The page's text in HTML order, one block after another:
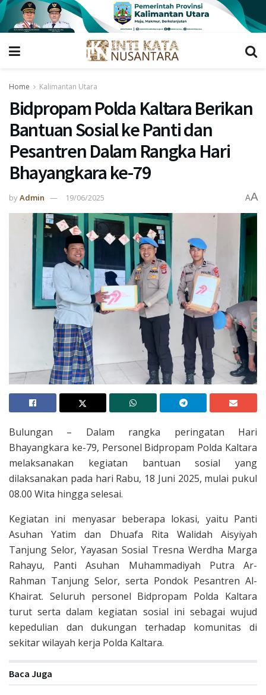
Home Kalimantan Utara
Bidpropam Polda Kaltara Berikan
Bantuan Sosial ke Panti dan
Pesantren Dalam Rangka Hari
Bhayangkara ke-79
byAdmin 19/06/2025 AA
Bulungan – Dalam rangka peringatan Hari
Bhayangkara ke-79, Personel Bidpropam Polda Kaltara
melaksanakan kegiatan bantuan sosial yang
dilaksanakan pada hari Rabu, 18 Juni 2025, mulai pukul
08.00 Wita hingga selesai.
Kegiatan ini menyasar beberapa lokasi, yaitu Panti
Asuhan Yatim dan Dhuafa Rita Walidah Aisyiyah
Tanjung Selor, Yayasan Sosial Tresna Werdha Marga
Rahayu, Panti Asuhan Muhammadiyah Putra Ar-
Rahman Tanjung Selor, serta Pondok Pesantren Al-
Khairat. Seluruh personel Bidpropam Polda Kaltara
turut serta dalam kegiatan sosial ini sebagai wujud
kepedulian dan dukungan terhadap komunitas di
sekitar wilayah kerja Polda Kaltara.
Baca Juga